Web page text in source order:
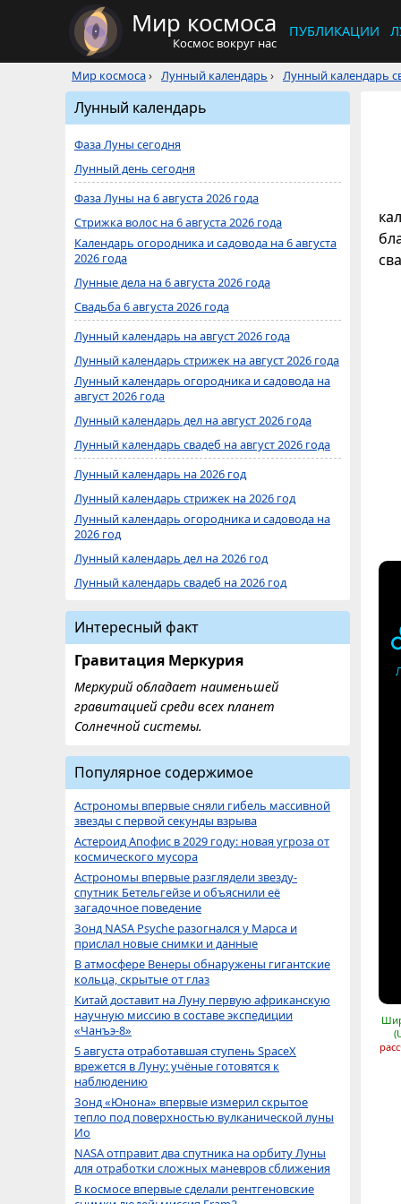
Мир космоса
Космос вокруг нас
ПУБЛИКАЦИИ
Мир космоса› Лунный календарь › Лунный календарь
Лунный календарь
Фаза Луны сегодня
Лунный день сегодня
Фаза Луны на 6 августа 2026 года
Стрижка волос на 6 августа 2026 года
Календарь огородника и садовода на 6 августа
2026 года
Лунные дела на 6 августа 2026 года
Свадьба 6 августа 2026 года
Лунный календарь на август 2026 года
Лунный календарь стрижек на август 2026 года
Лунный календарь огородника и садовода на
август 2026 года
Лунный календарь дел на август 2026 года
Лунный календарь свадеб на август 2026 года
Лунный календарь на 2026 год
Лунный календарь стрижек на 2026 год
Лунный календарь огородника и садовода на
2026 год
Лунный календарь дел на 2026 год
Лунный календарь свадеб на 2026 год
Интересный факт
Гравитация Меркурия
Меркурий обладает наименьшей
гравитацией среди всех планет
Солнечной системы.
Популярное содержимое
Астрономы впервые сняли гибель массивной
звезды с первой секунды взрыва
Астероид Апофис в 2029 году: новая угроза от
космического мусора
Астрономы впервые разглядели звезду-
спутник Бетельгейзе и объяснили её
загадочное поведение
Зонд NASA Psyche разогнался у Марса и
прислал новые снимки и данные
В атмосфере Венеры обнаружены гигантские
кольца, скрытые от глаз
Китай доставит на Луну первую африканскую
научную миссию в составе экспедиции
«Чанъэ-8»
5 августа отработавшая ступень SpaceX
врежется в Луну: учёные готовятся к
наблюдению
Зонд «Юнона» впервые измерил скрытое
тепло под поверхностью вулканической луны
Ио
NASA отправит два спутника на орбиту Луны
для отработки сложных маневров сближения
В космосе впервые сделали рентгеновские